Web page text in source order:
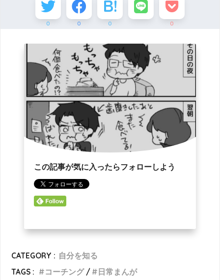
0 0 0 0
この記事が気に入ったらフォローしよう
CATEGORY : 自分を知る
TAGS :
コーチング 日常まんが